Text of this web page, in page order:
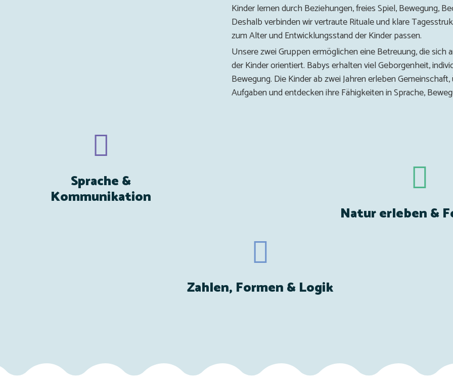
Kinder lernen durch Beziehungen, freies Spiel, Bewegung,
Deshalb verbinden wir vertraute Rituale und klare
zum Alter und Entwicklungsstand der Kinder passen.
Unsere zwei Gruppen ermöglichen eine Betreuung, die sich
der Kinder orientiert. Babys erhalten viel Geborgenheit,
Bewegung. Die Kinder ab zwei Jahren erleben
Aufgaben und entdecken ihre Fähigkeiten in Sprache,
Sprache &
Kommunikation
Zahlen, Formen & Logik
Natur erleben &